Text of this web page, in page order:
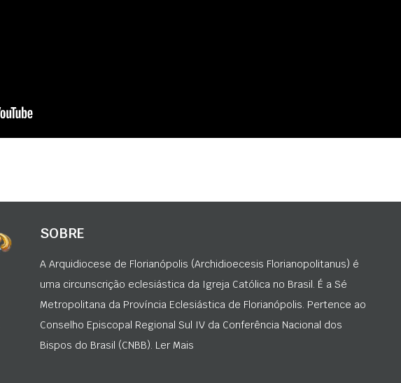
SOBRE
A Arquidiocese de Florianópolis (Archidioecesis Florianopolitanus) é
uma circunscrição eclesiástica da Igreja Católica no Brasil. É a Sé
Metropolitana da Província Eclesiástica de Florianópolis. Pertence ao
Conselho Episcopal Regional Sul IV da Conferência Nacional dos
Bispos do Brasil (CNBB). Ler Mais